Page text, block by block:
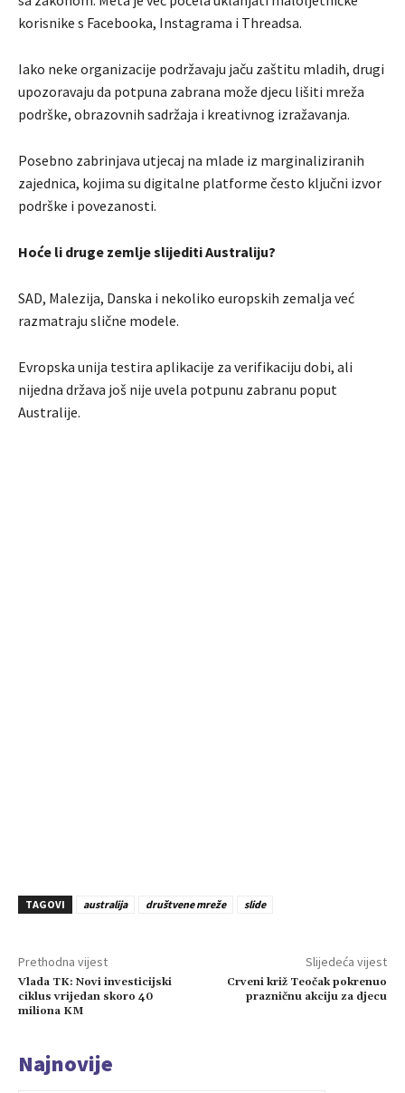
korisnike s Facebooka, Instagrama i Threadsa.
Iako neke organizacije podržavaju jaču zaštitu mladih, drugi
upozoravaju da potpuna zabrana može djecu lišiti mreža
podrške, obrazovnih sadržaja i kreativnog izražavanja.
Posebno zabrinjava utjecaj na mlade iz marginaliziranih
zajednica, kojima su digitalne platforme često ključni izvor
podrške i povezanosti.
Hoće li druge zemlje slijediti Australiju?
SAD, Malezija, Danska i nekoliko europskih zemalja već
razmatraju slične modele.
Evropska unija testira aplikacije za verifikaciju dobi, ali
nijedna država još nije uvela potpunu zabranu poput
Australije.
TAGOVI australija društvene mreže slide
Prethodna vijest
Vlada TK: Novi investicijski
ciklus vrijedan skoro 40
miliona KM
Slijedeća vijest
Crveni križ Teočak pokrenuo
prazničnu akciju za djecu
Najnovije